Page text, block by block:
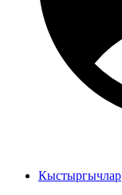
Кыстыргычлар